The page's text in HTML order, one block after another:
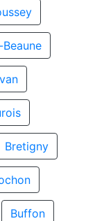
Bretigny
Buffon